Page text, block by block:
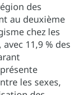
des
au deuxième
chez les
11,9 % des
les sexes,